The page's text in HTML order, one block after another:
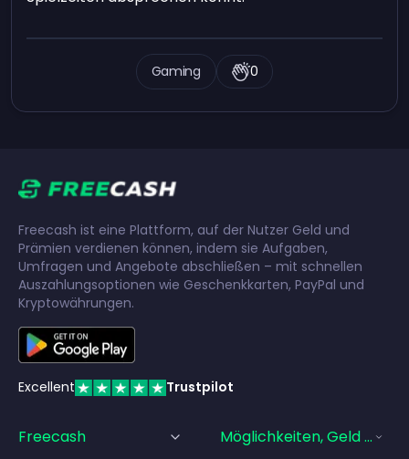
Gaming 0
Freecash ist eine Plattform, auf der Nutzer Geld und
Prämien verdienen können, indem sie Aufgaben,
Umfragen und Angebote abschließen – mit schnellen
Auszahlungsoptionen wie Geschenkkarten, PayPal und
Kryptowährungen.
Excellent Trustpilot
Freecash Möglichkeiten, Geld Zu